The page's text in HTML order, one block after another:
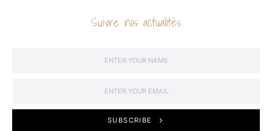
Suivre nos actualités
SUBSCRIBE